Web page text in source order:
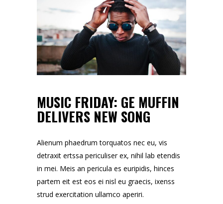
MUSIC FRIDAY: GE MUFFIN
DELIVERS NEW SONG
Alienum phaedrum torquatos nec eu, vis
detraxit ertssa periculiser ex, nihil lab etendis
in mei. Meis an pericula es euripidis, hinces
partem eit est eos ei nisl eu graecis, ixenss
strud exercitation ullamco aperiri.